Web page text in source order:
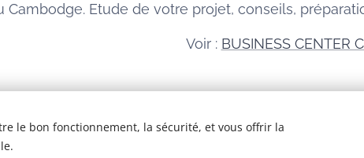
Cambodge. Etude de votre projet, conseils,
Voir : BUSINESS CENTER
le bon fonctionnement, la sécurité, et vous offrir la